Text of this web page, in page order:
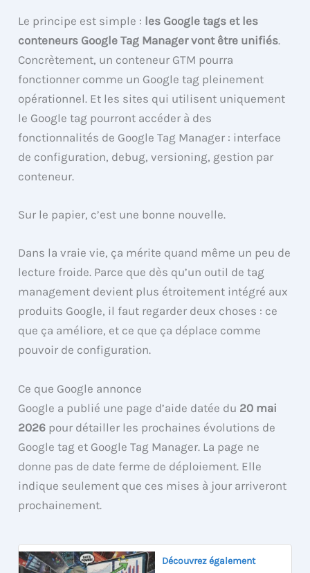
Le principe est simple : les Google tags et les
conteneurs Google Tag Manager vont être unifiés.
Concrètement, un conteneur GTM pourra
fonctionner comme un Google tag pleinement
opérationnel. Et les sites qui utilisent uniquement
le Google tag pourront accéder à des
fonctionnalités de Google Tag Manager : interface
de configuration, debug, versioning, gestion par
conteneur.
Sur le papier, c’est une bonne nouvelle.
Dans la vraie vie, ça mérite quand même un peu de
lecture froide. Parce que dès qu’un outil de tag
management devient plus étroitement intégré aux
produits Google, il faut regarder deux choses : ce
que ça améliore, et ce que ça déplace comme
pouvoir de configuration.
Ce que Google annonce
Google a publié une page d’aide datée du 20 mai
2026 pour détailler les prochaines évolutions de
Google tag et Google Tag Manager. La page ne
donne pas de date ferme de déploiement. Elle
indique seulement que ces mises à jour arriveront
prochainement.
Découvrez également